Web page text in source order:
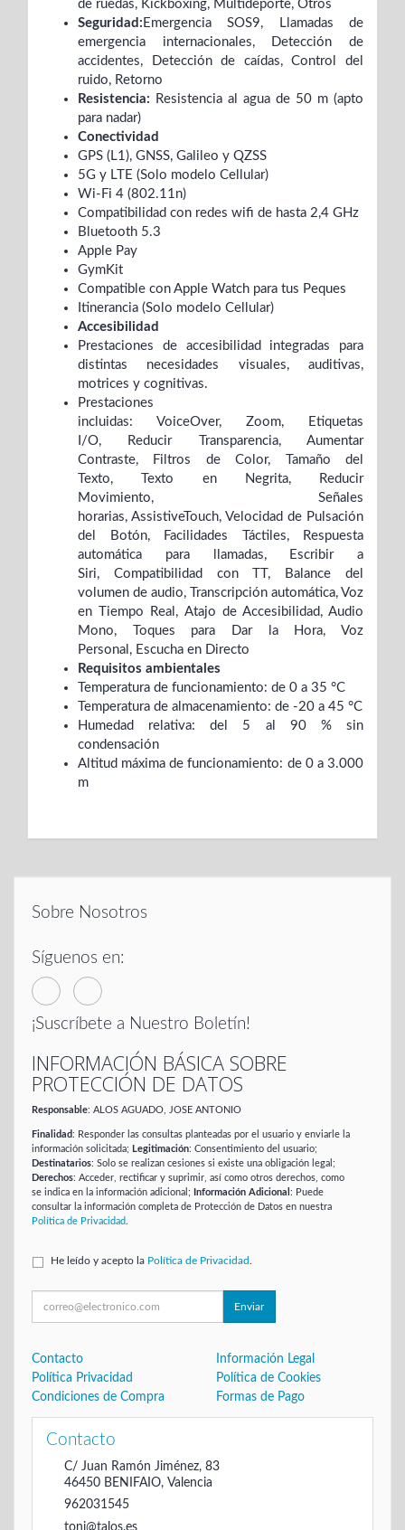
de ruedas, Kickboxing, Multideporte, Otros
Seguridad: Emergencia SOS9,
Llamadas de
emergencia internacionales,
Detección de
accidentes,
Detección de caídas,Control del
ruido, Retorno
Resistencia: Resistencia al agua de 50 m (apto
para nadar)
Conectividad
GPS (L1), GNSS, Galileo y QZSS
5G y LTE (Solo modelo Cellular)
Wi-Fi 4 (802.11n)
Compatibilidad con redes wifi de hasta 2,4 GHz
Bluetooth 5.3
Apple Pay
GymKit
Compatible con Apple Watch para tus Peques
Itinerancia (Solo modelo Cellular)
Accesibilidad
Prestaciones de accesibilidad integradas para
distintas necesidades visuales, auditivas,
motrices y cognitivas.
Prestaciones
incluidas: VoiceOver, Zoom,
Etiquetas
I/O,
Reducir Transparencia,Aumentar
Contraste,
Filtros de Color,
Tamaño del
Texto,
Texto en Negrita,
Reducir
Movimiento, Señales
horarias, AssistiveTouch, Velocidad de Pulsación
del Botón,
Facilidades Táctiles,
Respuesta
automática para llamadas,
Escribir a
Siri, Compatibilidad con TT,
Balance del
volumen de audio,
Transcripción automática, Voz
en Tiempo Real, Atajo de Accesibilidad, Audio
Mono,
Toques para Dar la Hora,Voz
Personal, Escucha en Directo
Requisitos ambientales
Temperatura de funcionamiento: de 0 a 35 °C
Temperatura de almacenamiento: de -20 a 45 °C
Humedad relativa: del 5 al 90 % sin
condensación
Altitud máxima de funcionamiento: de 0 a 3.000
m
Sobre Nosotros
Síguenos en:
¡Suscríbete a Nuestro Boletín!
INFORMACIÓN BÁSICA SOBRE
PROTECCIÓN DE DATOS
Responsable: ALOS AGUADO, JOSE ANTONIO
Finalidad: Responder las consultas planteadas por el usuario y enviarle la
información solicitada; Legitimación: Consentimiento del usuario;
Destinatarios: Solo se realizan cesiones si existe una obligación legal;
Derechos: Acceder, rectificar y suprimir, así como otros derechos, como
se indica en la información adicional;
Información Adicional : Puede
consultar la información completa de Protección de Datos en nuestra
Política de Privacidad
He leído y acepto la Política de Privacidad
Enviar
Contacto
Información Legal
Política Privacidad
Política de Cookies
Condiciones de Compra
Formas de Pago
Contacto
C/ Juan Ramón Jiménez, 83
46450 BENIFAIO, Valencia
962031545
toni@talos.es